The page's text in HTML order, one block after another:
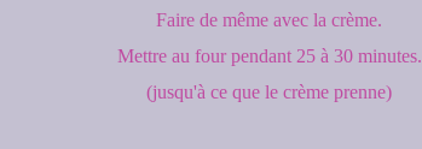
Faire de même avec la crème.
Mettre au four pendant 25 à 30 minutes.
(jusqu'à ce que le crème prenne)